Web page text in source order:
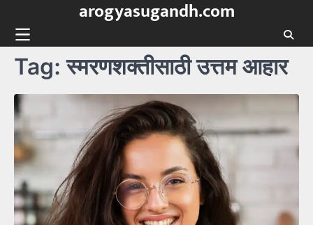
content
arogyasugandh.com
Tag:स्मरणशक्तीसाठी उत्तम आहार